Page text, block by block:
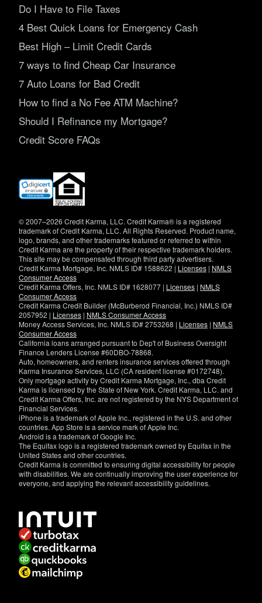
Do I Have to File Taxes
4 Best Quick Loans for Emergency Cash
Best High – Limit Credit Cards
7 ways to find Cheap Car Insurance
7 Auto Loans for Bad Credit
How to find a No Fee ATM Machine?
Should I Refinance my Mortgage?
Credit Score FAQs
(opens
new
© 2007–2026 Credit Karma, LLC. Credit Karma® is a registered
trademark of Credit Karma, LLC. All Rights Reserved. Product name,
logo, brands, and other trademarks featured or referred to within
Credit Karma are the property of their respective trademark holders.
This site may be compensated through third party advertisers.
Credit Karma Mortgage, Inc. NMLS ID# 1588622 | Licenses | NMLS
Consumer Access
Credit Karma Offers, Inc. NMLS ID# 1628077 | Licenses | NMLS
Consumer Access
Credit Karma Credit Builder (McBurberod Financial, Inc.) NMLS ID#
2057952 | Licenses | NMLS Consumer Access
Money Access Services, Inc. NMLS ID# 2753268 | Licenses | NMLS
Consumer Access
California loans arranged pursuant to Dep't of Business Oversight
Finance Lenders License #60DBO-78868.
Auto, homeowners, and renters insurance services offered through
Karma Insurance Services, LLC (CA resident license #0172748).
Only mortgage activity by Credit Karma Mortgage, Inc., dba Credit
Karma is licensed by the State of New York. Credit Karma, LLC. and
Credit Karma Offers, Inc. are not registered by the NYS Department of
Financial Services.
iPhone is a trademark of Apple Inc., registered in the U.S. and other
countries. App Store is a service mark of Apple Inc.
Android is a trademark of Google Inc.
The Equifax logo is a registered trademark owned by Equifax in the
United States and other countries.
Credit Karma is committed to ensuring digital accessibility for people
with disabilities. We are continually improving the user experience for
everyone, and applying the relevant accessibility guidelines.
have
specific
questions
about
the
accessibility
of
this